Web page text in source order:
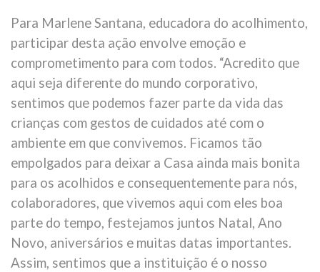
Para Marlene Santana, educadora do acolhimento,
participar desta ação envolve emoção e
comprometimento para com todos. “Acredito que
aqui seja diferente do mundo corporativo,
sentimos que podemos fazer parte da vida das
crianças com gestos de cuidados até com o
ambiente em que convivemos. Ficamos tão
empolgados para deixar a Casa ainda mais bonita
para os acolhidos e consequentemente para nós,
colaboradores, que vivemos aqui com eles boa
parte do tempo, festejamos juntos Natal, Ano
Novo, aniversários e muitas datas importantes.
Assim, sentimos que a instituição é o nosso